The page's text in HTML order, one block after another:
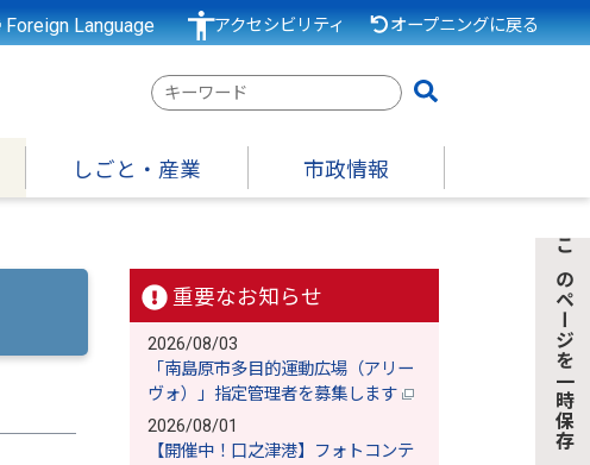
Foreign Language アクセシビリティ オープニングに戻る
検
ー
ワ
しごと・産業 市政情報
重要なお知らせ
2026/08/03
「南島原市多目的運動広場（アリー
ヴォ）」指定管理者を募集します
2026/08/01
【開催中！口之津港】フォトコンテ
このページを一時保存